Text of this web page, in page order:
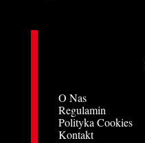
O Nas
Regulamin
Polityka Cookies
Kontakt